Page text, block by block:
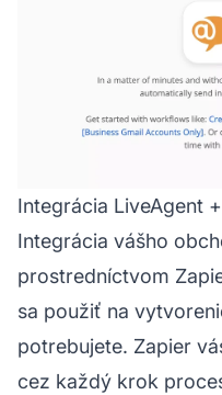
Integrácia LiveAgent
Integrácia vášho
prostredníctvom
sa použiť na
potrebujete. Zapier
cez každý krok